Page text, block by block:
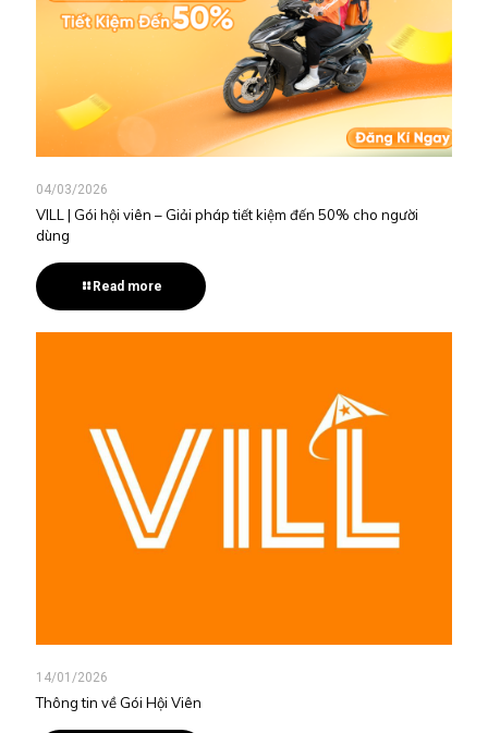
04/03/2026
VILL | Gói hội viên – Giải pháp tiết kiệm đến 50% cho người
dùng
Read more
14/01/2026
Thông tin về Gói Hội Viên